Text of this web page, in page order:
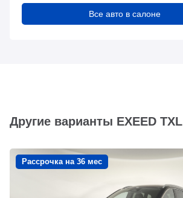
Все авто в салоне
Другие варианты EXEED TXL
Рассрочка на 36 мес